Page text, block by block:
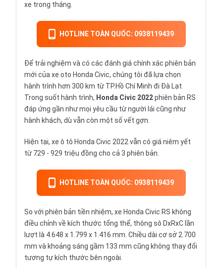
xe trong tháng.
HOTLINE TOÀN QUỐC: 0938119439
Để trải nghiệm và có các đánh giá chính xác phiên bản
mới của xe oto Honda Civic, chúng tôi đã lựa chọn
hành trình hơn 300 km từ TP.Hồ Chí Minh đi Đà Lạt.
Trong suốt hành trình, Honda Civic 2022phiên bản RS
đáp ứng gần như mọi yêu cầu từ người lái cũng như
hành khách, dù vẫn còn một số vết gợn.
Hiện tại, xe ô tô Honda Civic 2022 vẫn có giá niêm yết
từ 729 - 929 triệu đồng cho cả 3 phiên bản.
HOTLINE TOÀN QUỐC: 0938119439
So với phiên bản tiền nhiệm, xe Honda Civic RS không
điều chỉnh về kích thước tổng thể, thông sô DxRxC lần
lượt là 4.648 x 1.799 x 1.416 mm. Chiều dài cơ sở 2.700
mm và khoảng sáng gầm 133 mm cũng không thay đổi
tương tự kích thước bên ngoài.